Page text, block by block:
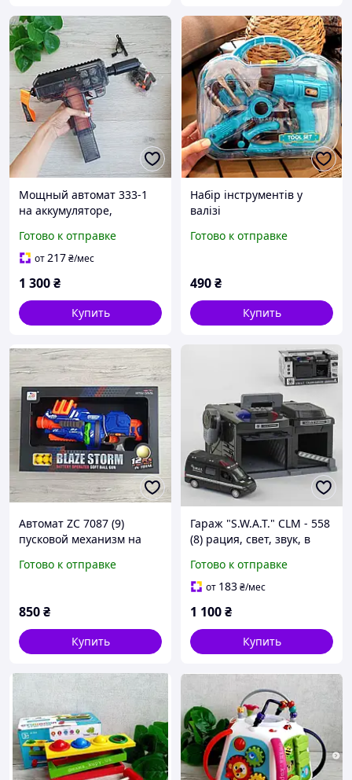
Мощный автомат 333-1
на аккумуляторе,
патронами.
Готово к отправке
от217₴/мес
1 300₴
Купить
Набір інструментів у
валізі
Готово к отправке
490₴
Купить
Автомат ZC 7087 (9)
пусковой механизм на
шариковых пуль,БЛАСТЕР
Готово к отправке
850₴
Купить
Гараж "S.W.A.T." CLM - 558
(8) рация, свет, звук, в
Готово к отправке
от 183₴/мес
1 100₴
Купить